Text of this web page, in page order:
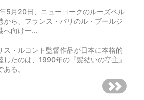
5月20日、ニューヨークのルーズベル
から、フランス・パリのル・ブールジ
へ向け一…
ス・ルコント監督作品が日本に本格的
したのは、1990年の『髪結いの亭主』
ある。